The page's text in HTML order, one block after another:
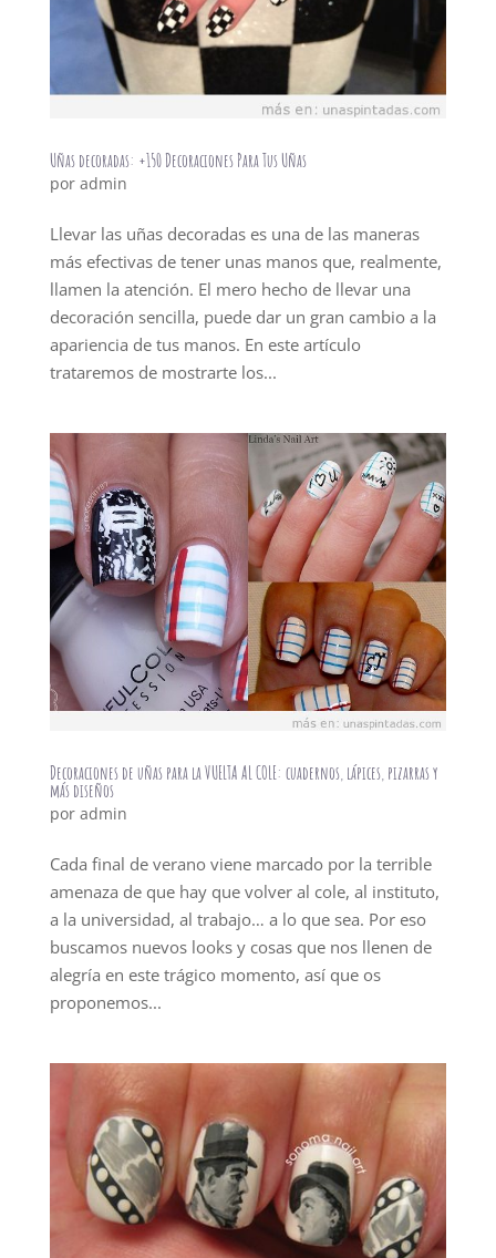
Uñas decoradas: +150 Decoraciones Para Tus Uñas
por admin
Llevar las uñas decoradas es una de las maneras
más efectivas de tener unas manos que, realmente,
llamen la atención. El mero hecho de llevar una
decoración sencilla, puede dar un gran cambio a la
apariencia de tus manos. En este artículo
trataremos de mostrarte los...
Decoraciones de uñas para la VUELTA AL COLE: cuadernos, lápices, pizarras y
más diseños
por admin
Cada final de verano viene marcado por la terrible
amenaza de que hay que volver al cole, al instituto,
a la universidad, al trabajo… a lo que sea. Por eso
buscamos nuevos looks y cosas que nos llenen de
alegría en este trágico momento, así que os
proponemos...